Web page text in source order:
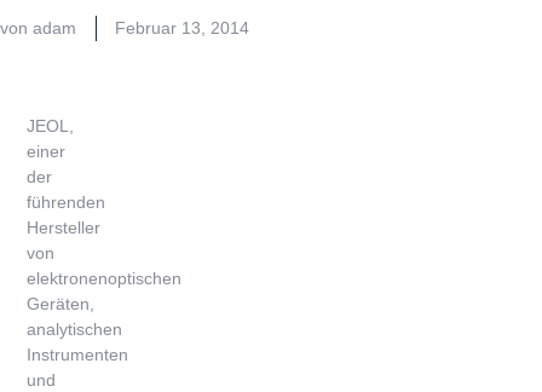
von adam Februar 13, 2014
JEOL,
einer
der
führenden
Hersteller
von
elektronenoptischen
Geräten,
analytischen
Instrumenten
und